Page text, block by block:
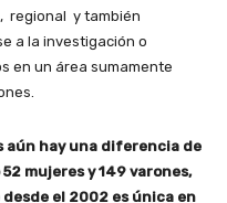
regional y también
a la investigación o
en un área sumamente
aún hay una diferencia de
mujeres y 149 varones,
el 2002 es única en